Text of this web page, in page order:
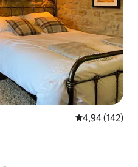
Évaluation
4,94 (142)